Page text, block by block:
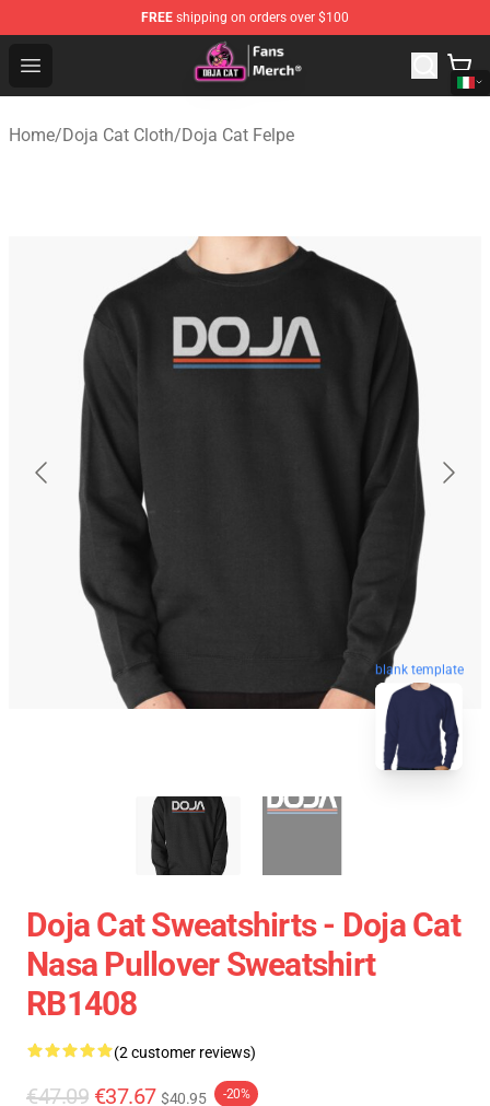
FREE shipping on orders over $100
Open menu
Doja Cat Store - Official Doja Cat Merchandise Shop
Home/Doja Cat Cloth/Doja Cat Felpe
blank template
Doja Cat Sweatshirts - Doja Cat
Nasa Pullover Sweatshirt
RB1408
(2 customer reviews)
€47.09 €37.67 $40.95 -20%